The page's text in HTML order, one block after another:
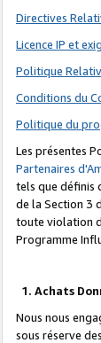
Directives
Licence IP et
Politique
Conditions du
Politique du
Les présentes
Partenaires
tels que définis
de la Section 3
toute violation
Programme
1. Achats
Nous nous
sous réserve